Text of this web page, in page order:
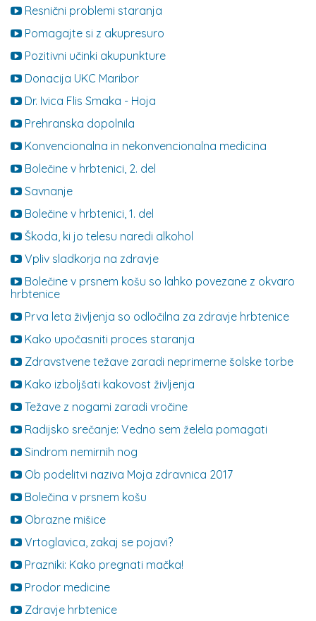
Resnični problemi staranja
Pomagajte si z akupresuro
Pozitivni učinki akupunkture
Donacija UKC Maribor
Dr. Ivica Flis Smaka - Hoja
Prehranska dopolnila
Konvencionalna in nekonvencionalna medicina
Bolečine v hrbtenici, 2. del
Savnanje
Bolečine v hrbtenici, 1. del
Škoda, ki jo telesu naredi alkohol
Vpliv sladkorja na zdravje
Bolečine v prsnem košu so lahko povezane z okvaro
hrbtenice
Prva leta življenja so odločilna za zdravje hrbtenice
Kako upočasniti proces staranja
Zdravstvene težave zaradi neprimerne šolske torbe
Kako izboljšati kakovost življenja
Težave z nogami zaradi vročine
Radijsko srečanje: Vedno sem želela pomagati
Sindrom nemirnih nog
Ob podelitvi naziva Moja zdravnica 2017
Bolečina v prsnem košu
Obrazne mišice
Vrtoglavica, zakaj se pojavi?
Prazniki: Kako pregnati mačka!
Prodor medicine
Zdravje hrbtenice